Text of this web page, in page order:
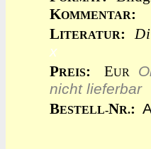
KOMMENTAR:
LITERATUR:
x
PREIS: EUR
nicht lieferbar
BESTELL-NR.: